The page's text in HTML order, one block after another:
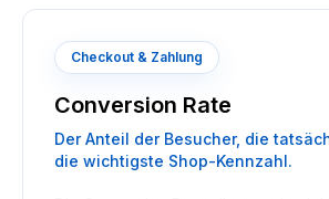
Checkout & Zahlung
Conversion Rate
Der Anteil der Besucher, die
die wichtigste Shop-Kennzahl.